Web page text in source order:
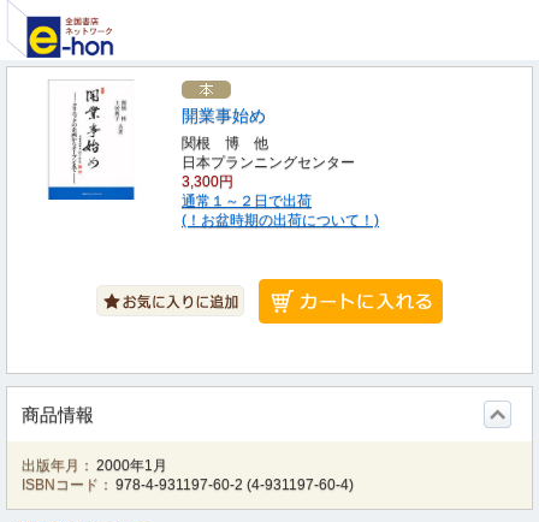
開業事始め
関根 博 他
日本プランニングセンター
3,300円
通常１～２日で出荷
(！お盆時期の出荷について！)
商品情報
出版年月： 2000年1月
ISBNコード： 978-4-931197-60-2 (4-931197-60-4)